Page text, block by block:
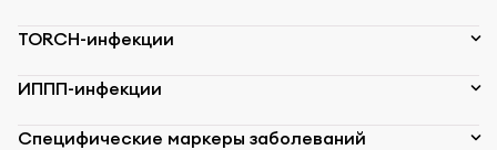
TORCH-инфекции
ИППП-инфекции
Специфические маркеры заболеваний